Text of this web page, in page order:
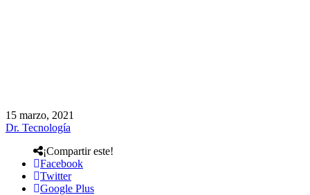
15 marzo, 2021
Dr. Tecnología
¡Compartir este!
Facebook
Twitter
Google Plus